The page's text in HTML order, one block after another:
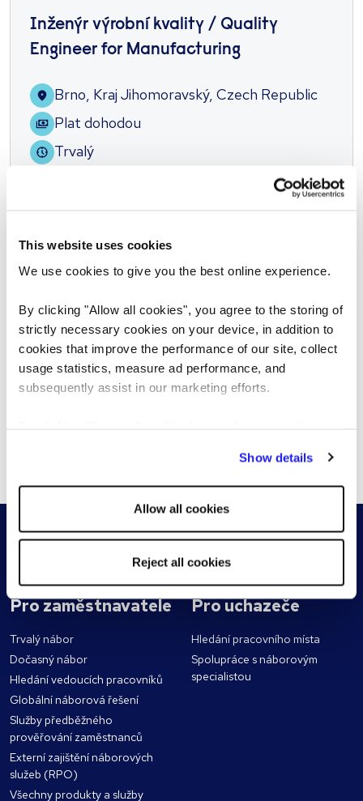
This website uses cookies
We use cookies to give you the best online experience.
By clicking "Allow all cookies", you agree to the storing of
strictly necessary cookies on your device, in addition to
cookies that improve the performance of our site, collect
usage statistics, measure ad performance, and
subsequently assist in our marketing efforts.
Show details
Allow all cookies
Reject all cookies
Inženýr výrobní kvality / Quality
Engineer for Manufacturing
Brno, Kraj Jihomoravský, Czech Republic
Plat dohodou
Trvalý
Prev
Zaregistrujte životopis
Pro zaměstnavatele
Trvalý nábor
Dočasný nábor
Hledání vedoucích pracovníků
Globální náborová řešení
Služby předběžného
prověřování zaměstnanců
Externí zajištění náborových
služeb (RPO)
Všechny produkty a služby
Pro uchazeče
Hledání pracovního místa
Spolupráce s náborovým
specialistou